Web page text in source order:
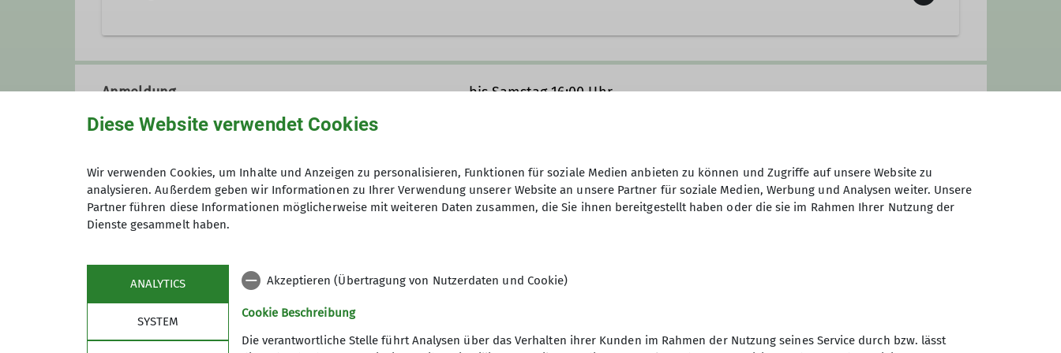
des Deutschen Alpenvereins:DAV Sektion Bergfreunde München e.V.
Im Jahr 2009 haben wir unsere Hütte, das Spitzsteinhaus in den Chiemgauer Alpen übernommen.
Wir sind eine sehr aktive Sektion mit einer stattlichen Anzahl von Bergtouren jeglicher Couleur (Bergwanderungen,
bieten wir für unseren Mitgliedern umfangreiche Ausbildungskursean. Unsere Tourenleiter sowie die Jugendleiter sind
komplett ehrenamtlich tätig.
Kontakt aufnehmen
Anmeldung
bis Samstag 16:00 Uhr
Anmeldung bis 14.03.2026
Sektion Bergfreunde
Diese Website verwendet Cookies
Wir verwenden Cookies, um Inhalte und Anzeigen zu personalisieren, Funktionen für soziale Medien anbieten zu können und Zugriffe auf unsere Website zu
analysieren. Außerdem geben wir Informationen zu Ihrer Verwendung unserer Website an unsere Partner für soziale Medien, Werbung und Analysen weiter. Unsere
Partner führen diese Informationen möglicherweise mit weiteren Daten zusammen, die Sie ihnen bereitgestellt haben oder die sie im Rahmen Ihrer Nutzung der
Dienste gesammelt haben.
ANALYTICS
SYSTEM
Akzeptieren (Übertragung von Nutzerdaten und Cookie)
Cookie Beschreibung
Die verantwortliche Stelle führt Analysen über das Verhalten ihrer Kunden im Rahmen der Nutzung seines Service durch bzw. lässt